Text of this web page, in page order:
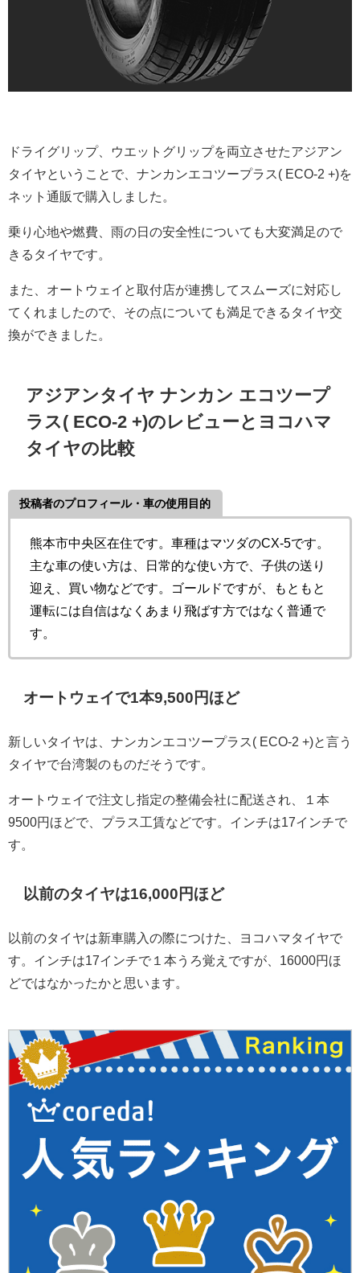
ドライグリップ、ウエットグリップを両立させたアジアン
タイヤということで、ナンカンエコツープラス( ECO-2 +)を
ネット通販で購入しました。
乗り心地や燃費、雨の日の安全性についても大変満足ので
きるタイヤです。
また、オートウェイと取付店が連携してスムーズに対応し
てくれましたので、その点についても満足できるタイヤ交
換ができました。
アジアンタイヤ ナンカン エコツープ
ラス( ECO-2 +)のレビューとヨコハマ
タイヤの比較
投稿者のプロフィール・車の使用目的
熊本市中央区在住です。車種はマツダのCX-5です。
主な車の使い方は、日常的な使い方で、子供の送り
迎え、買い物などです。ゴールドですが、もともと
運転には自信はなくあまり飛ばす方ではなく普通で
す。
オートウェイで1本9,500円ほど
新しいタイヤは、ナンカンエコツープラス( ECO-2 +)と言う
タイヤで台湾製のものだそうです。
オートウェイで注文し指定の整備会社に配送され、１本
9500円ほどで、プラス工賃などです。インチは17インチで
す。
以前のタイヤは16,000円ほど
以前のタイヤは新車購入の際につけた、ヨコハマタイヤで
す。インチは17インチで１本うろ覚えですが、16000円ほ
どではなかったかと思います。